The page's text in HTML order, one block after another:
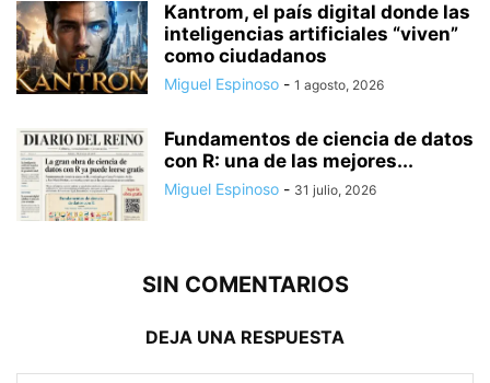
Kantrom, el país digital donde las
inteligencias artificiales “viven”
como ciudadanos
Miguel Espinoso - 1 agosto, 2026
Fundamentos de ciencia de datos
con R: una de las mejores...
Miguel Espinoso - 31 julio, 2026
SIN COMENTARIOS
DEJA UNA RESPUESTA